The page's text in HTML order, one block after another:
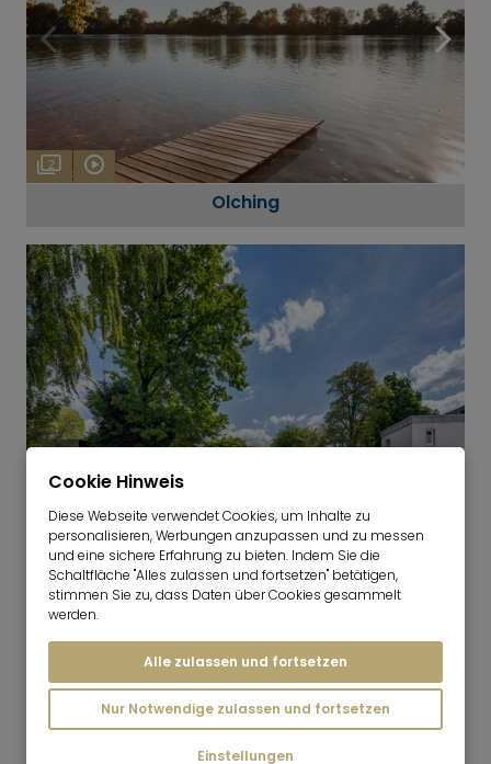
2
Olching
1
Puchheim
Cookie Hinweis
Diese Webseite verwendet Cookies, um Inhalte zu
personalisieren, Werbungen anzupassen und zu messen
und eine sichere Erfahrung zu bieten. Indem Sie die
Schaltfläche "Alles zulassen und fortsetzen" betätigen,
stimmen Sie zu, dass Daten über Cookies gesammelt
werden.
Alle zulassen und fortsetzen
Nur Notwendige zulassen und fortsetzen
Einstellungen